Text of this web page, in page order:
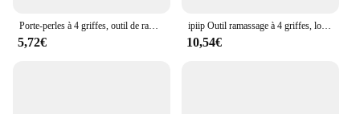
Porte-perles à 4 griffes, outil de ramassage, pour diamants, gemmes, pince à épiler, attrape-tatouage corporel, outils de perçage
5,72€
ipiip Outil ramassage à 4 griffes, longue portée, poignée à ressort flexible, pince à courbe étroite
10,54€